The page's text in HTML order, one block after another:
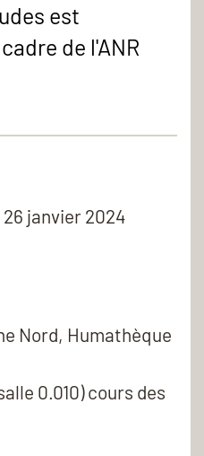
est
de l'ANR
26 janvier 2024
Nord, Humathèque
0.010) cours des